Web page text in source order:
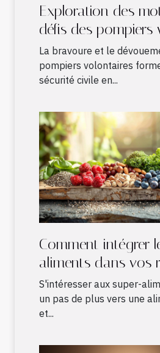
Exploration des
défis des pompiers
en France
La bravoure et le
pompiers volontaires
sécurité civile en...
Comment intégrer
aliments dans vos
quotidiens
S'intéresser aux super-
un pas de plus vers une
et...